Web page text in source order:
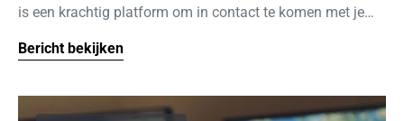
is een krachtig platform om in contact te komen met je…
Bericht bekijken